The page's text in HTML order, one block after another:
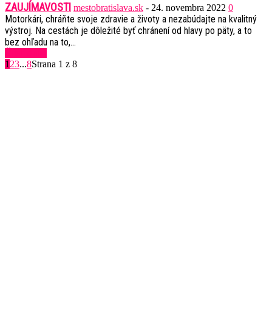
ZAUJÍMAVOSTI mestobratislava.sk - 24. novembra 2022 0
Motorkári, chráňte svoje zdravie a životy a nezabúdajte na kvalitný
výstroj. Na cestách je dôležité byť chránení od hlavy po päty, a to
bez ohľadu na to,...
1 23...8Strana 1 z 8